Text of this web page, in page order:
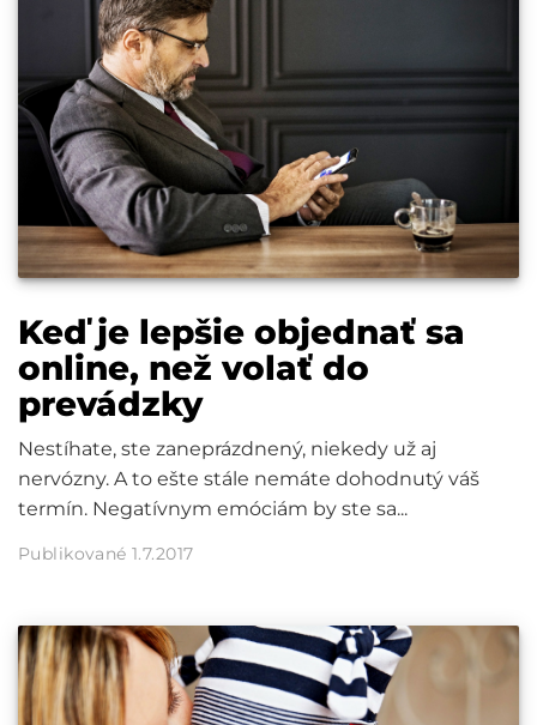
Keď je lepšie objednať sa
online, než volať do
prevádzky
Nestíhate, ste zaneprázdnený, niekedy už aj
nervózny. A to ešte stále nemáte dohodnutý váš
termín. Negatívnym emóciám by ste sa...
Publikované 1.7.2017